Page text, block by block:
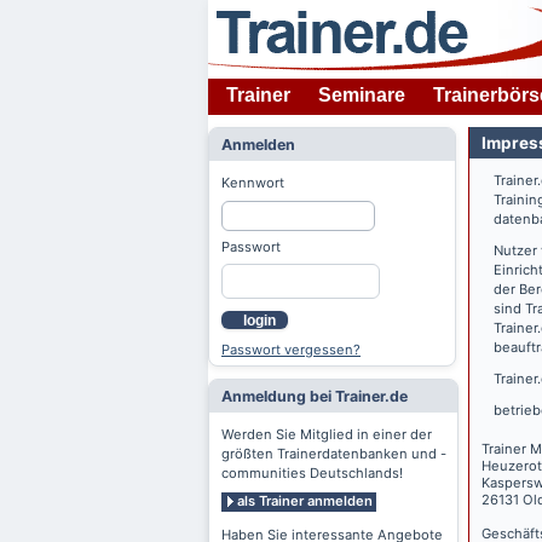
Trainer Seminare
Anmelden
Kennwort
Passwort
login
Passwort vergessen?
Anmeldung bei Trainer.de
Werden Sie Mitglied in einer der
größten Trainerdatenbanken und -
communities Deutschlands!
als Trainer anmelden
Haben Sie interessante Angebote
der
sind
Trainer
26131